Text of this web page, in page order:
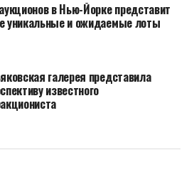
Сенсация! Найден
появилась в ходе
французской компании
обновили место для игры в
в скором здесь должна пройти
в Нью-Йорке представит
уникальные и ожидаемые лоты
галерея представила
известного